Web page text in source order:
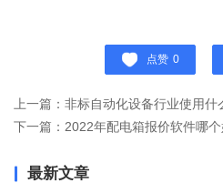
点赞 0
上一篇：非标自动化设备行业使用什
下一篇：2022年配电箱报价软件哪个
最新文章